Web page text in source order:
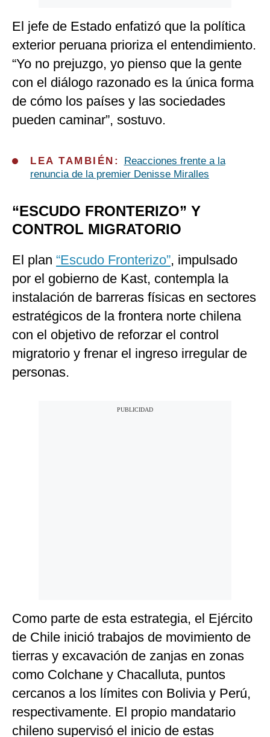
El jefe de Estado enfatizó que la política
exterior peruana prioriza el entendimiento.
“Yo no prejuzgo, yo pienso que la gente
con el diálogo razonado es la única forma
de cómo los países y las sociedades
pueden caminar”, sostuvo.
LEA TAMBIÉN:
Reacciones frente a la
renuncia de la premier Denisse Miralles
“ESCUDO FRONTERIZO” Y
CONTROL MIGRATORIO
El plan “Escudo Fronterizo”, impulsado
por el gobierno de Kast, contempla la
instalación de barreras físicas en sectores
estratégicos de la frontera norte chilena
con el objetivo de reforzar el control
migratorio y frenar el ingreso irregular de
personas.
Como parte de esta estrategia, el Ejército
de Chile inició trabajos de movimiento de
tierras y excavación de zanjas en zonas
como Colchane y Chacalluta, puntos
cercanos a los límites con Bolivia y Perú,
respectivamente. El propio mandatario
chileno supervisó el inicio de estas